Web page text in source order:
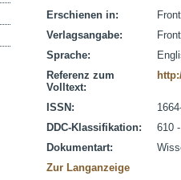
Erschienen in:
Verlagsangabe:
Sprache:
Referenz zum
Volltext:
ISSN:
DDC-Klassifikation:
610
Dokumentart:
Zur Langanzeige